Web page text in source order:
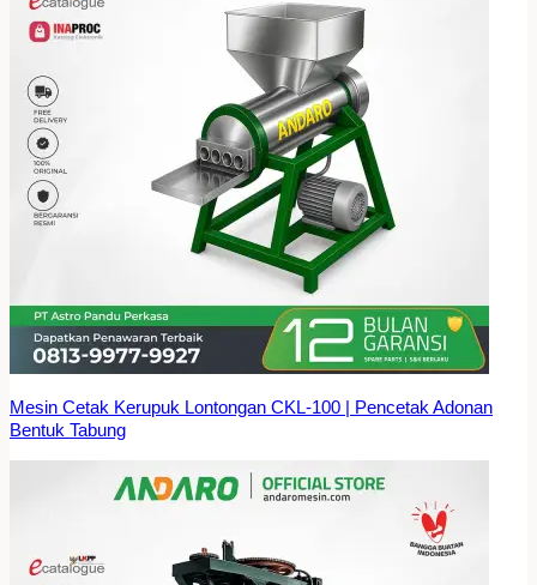
Mesin Cetak Kerupuk Lontongan CKL-100 | Pencetak Adonan
Bentuk Tabung